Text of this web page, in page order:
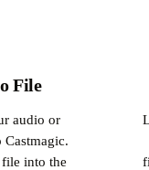
File
audio or
into the